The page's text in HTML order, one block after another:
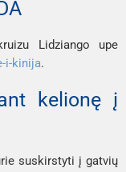
Lidziango upe
i-kinija.
kelionę į
suskirstyti į gatvių